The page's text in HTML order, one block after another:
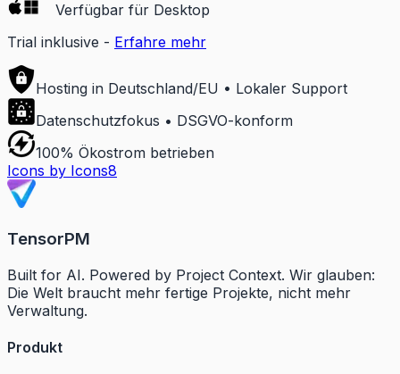
Verfügbar für Desktop
Trial inklusive - Erfahre mehr
Hosting in Deutschland/EU • Lokaler Support
Datenschutzfokus • DSGVO-konform
100% Ökostrom betrieben
Icons by Icons8
TensorPM
Built for AI. Powered by Project Context. Wir glauben:
Die Welt braucht mehr fertige Projekte, nicht mehr
Verwaltung.
Produkt